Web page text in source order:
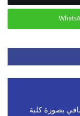
بصورة كلية